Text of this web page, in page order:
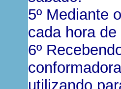
5º Mediante
cada hora
6º
utilizando